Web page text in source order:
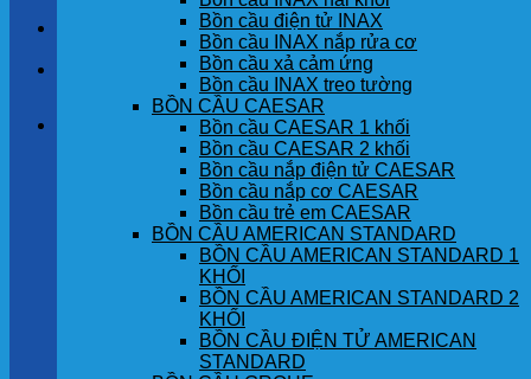
GÓC KHÁCH HÀNG
Chưa có sản phẩm trong giỏ hàng.
Bồn cầu điện tử INAX
Bồn cầu INAX nắp rửa cơ
Bồn cầu xả cảm ứng
Bồn cầu INAX treo tường
BỒN CẦU CAESAR
Bồn cầu CAESAR 1 khối
Bồn cầu CAESAR 2 khối
Bồn cầu nắp điện tử CAESAR
Bồn cầu nắp cơ CAESAR
Bồn cầu trẻ em CAESAR
BỒN CẦU AMERICAN STANDARD
BỒN CẦU AMERICAN STANDARD 1
KHỐI
BỒN CẦU AMERICAN STANDARD 2
KHỐI
BỒN CẦU ĐIỆN TỬ AMERICAN
STANDARD